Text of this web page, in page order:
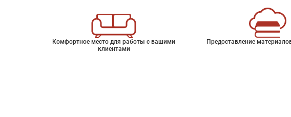
Комфортное место для работы с вашими
клиентами
Предоставление